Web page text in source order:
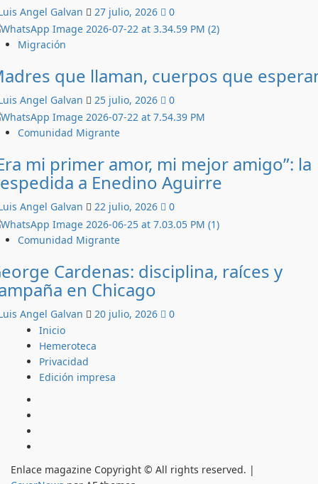
Angel Galvan 27 julio, 2026 0
Migración
que llaman, cuerpos que
Angel Galvan 25 julio, 2026 0
Comunidad Migrante
mi primer amor, mi mejor amigo”: la
a Enedino Aguirre
Angel Galvan 22 julio, 2026 0
Comunidad Migrante
Cardenas: disciplina, raíces y
en Chicago
Angel Galvan 20 julio, 2026
0
Inicio
Hemeroteca
Privacidad
Edición impresa
Enlace magazine Copyright © All rights reserved. |